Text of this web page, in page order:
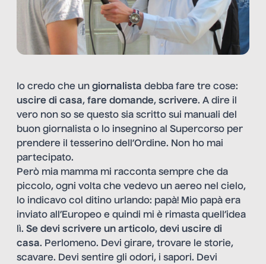
Io credo che un giornalista debba fare tre cose:
uscire di casa, fare domande, scrivere. A dire il
vero non so se questo sia scritto sui manuali del
buon giornalista o lo insegnino al Supercorso per
prendere il tesserino dell’Ordine. Non ho mai
partecipato.
Però mia mamma mi racconta sempre che da
piccolo, ogni volta che vedevo un aereo nel cielo,
lo indicavo col ditino urlando: papà! Mio papà era
inviato all’Europeo e quindi mi è rimasta quell’idea
lì. Se devi scrivere un articolo, devi uscire di
casa. Perlomeno. Devi girare, trovare le storie,
scavare. Devi sentire gli odori, i sapori. Devi